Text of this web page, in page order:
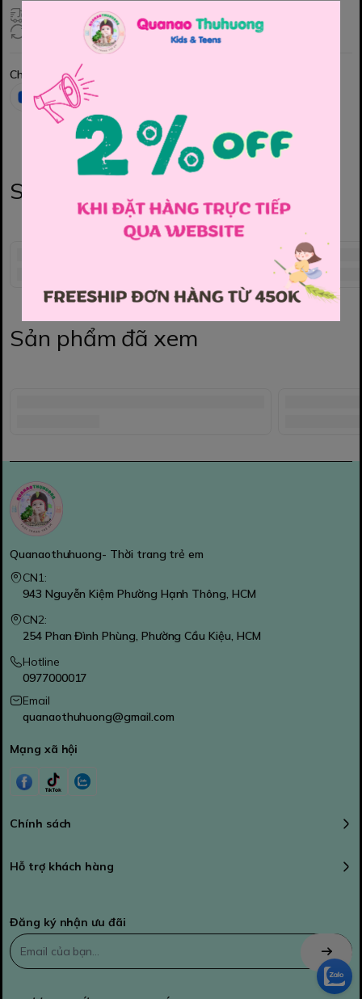
Giao hàng toàn quốc
Đổi hàng 3 ngày (HCM), 7 ngày (Tỉnh)
Chia sẻ
Sản phẩm liên quan
Sản phẩm đã xem
Quanaothuhuong- Thời trang trẻ em
CN1:
943 Nguyễn Kiệm Phường Hạnh Thông, HCM
CN2:
254 Phan Đình Phùng, Phường Cầu Kiệu, HCM
Hotline
0977000017
Email
quanaothuhuong@gmail.com
Mạng xã hội
Chính sách
Hỗ trợ khách hàng
Đăng ký nhận ưu đãi